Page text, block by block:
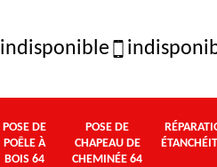
indisponible
POSE DE
POÊLE À
BOIS 64
POSE DE
CHAPEAU DE
CHEMINÉE 64